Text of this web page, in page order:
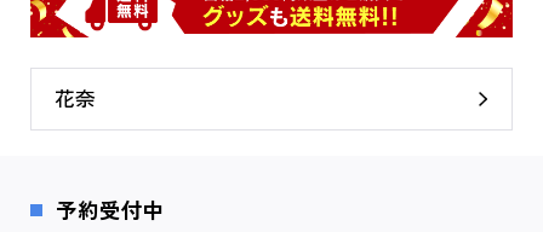
花奈
予約受付中